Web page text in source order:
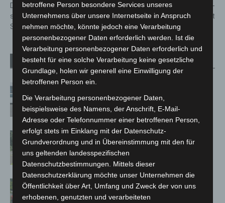
Donnerstag: Zahlreiche
städtische Einrichtungen von
Streik betroffen
Teddy und Einhorn beim Zoo-
Tierarzt
Verwandte Artikel Mehr vom Autor
kehren nach Waldbrandeinsatz aus
Spanien zurück
Brand im „Haus der Begegnung“ in
Neuwarmbüchen schnell eingedämmt
Region Hannover: 21 neue
Notfallsanitäter starten beim Roten
betroffene Person besondere Services unseres
Unternehmens über unsere Internetseite in Anspruch
nehmen möchte, könnte jedoch eine Verarbeitung
personenbezogener Daten erforderlich werden. Ist die
Verarbeitung personenbezogener Daten erforderlich und
besteht für eine solche Verarbeitung keine gesetzliche
Grundlage, holen wir generell eine Einwilligung der
betroffenen Person ein.
Die Verarbeitung personenbezogener Daten,
beispielsweise des Namens, der Anschrift, E-Mail-
Adresse oder Telefonnummer einer betroffenen Person,
erfolgt stets im Einklang mit der Datenschutz-
Grundverordnung und in Übereinstimmung mit den für
uns geltenden landesspezifischen
Datenschutzbestimmungen. Mittels dieser
Datenschutzerklärung möchte unser Unternehmen die
Öffentlichkeit über Art, Umfang und Zweck der von uns
erhobenen, genutzten und verarbeiteten